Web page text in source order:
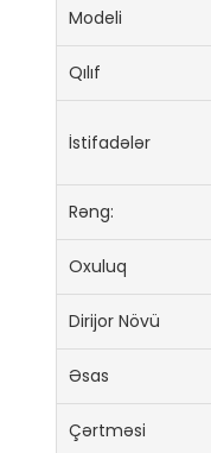
Modeli
Qılıf
İstifadələr
Rəng:
Oxuluq
Dirijor Növü
Əsas
Çərtməsi